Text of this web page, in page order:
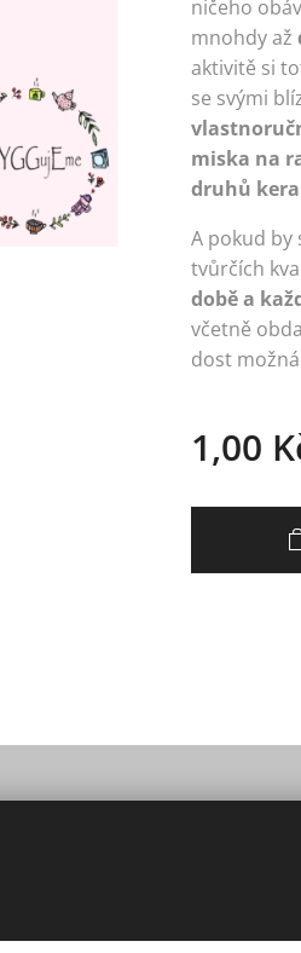
ničeho
mnohdy až
aktivitě si
se svými
miska na
druhů
A pokud by
tvůrčích
době a
včetně
dost
1,00